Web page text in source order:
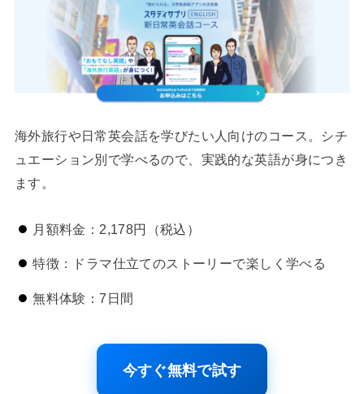
海外旅行や日常英会話を学びたい人向けのコース。シチ
ュエーション別で学べるので、実践的な英語が身につき
ます。
月額料金：2,178円（税込）
特徴：ドラマ仕立てのストーリーで楽しく学べる
無料体験：7日間
今すぐ無料で試す